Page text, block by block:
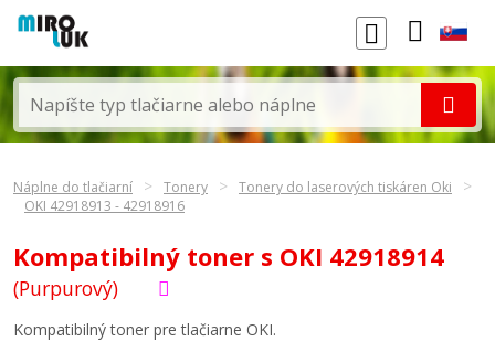
Náplne do tlačiarní Tonery
Tonery do laserových tiskáren Oki
OKI 42918913 - 42918916
Kompatibilný toner s OKI 42918914
(Purpurový)
Kompatibilný toner pre tlačiarne OKI.